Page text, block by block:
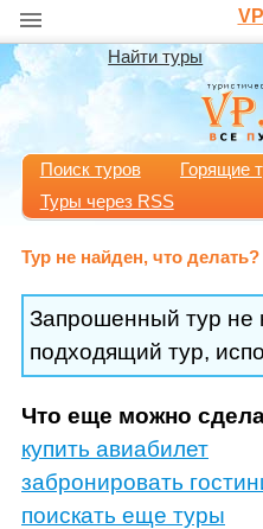
Найти туры
Поиск туров Горящие
Туры через RSS
Тур не найден, что делать?
Запрошенный тур не
подходящий тур,
Что еще можно
купить авиабилет
забронировать
поискать еще туры